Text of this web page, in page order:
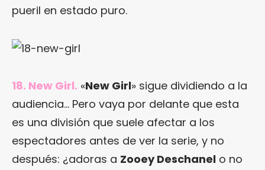
pueril en estado puro.
18. New Girl. «New Girl» sigue dividiendo a la
audiencia… Pero vaya por delante que esta
es una división que suele afectar a los
espectadores antes de ver la serie, y no
después: ¿adoras a Zooey Deschanel o no